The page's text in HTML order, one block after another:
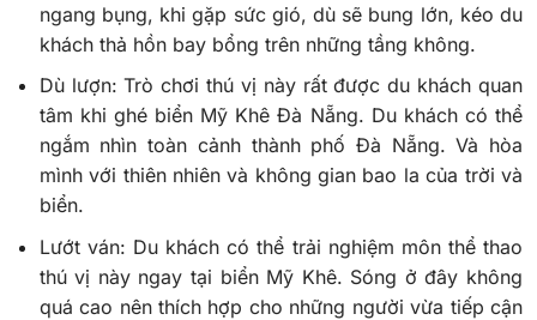
ngang bụng, khi gặp sức gió, dù sẽ bung lớn, kéo du
khách thả hồn bay bổng trên những tầng không.
Dù lượn: Trò chơi thú vị này rất được du khách quan
tâm khi ghé biển Mỹ Khê Đà Nẵng. Du khách có thể
ngắm nhìn toàn cảnh thành phố Đà Nẵng. Và hòa
mình với thiên nhiên và không gian bao la của trời và
biển.
Lướt ván: Du khách có thể trải nghiệm môn thể thao
thú vị này ngay tại biển Mỹ Khê. Sóng ở đây không
quá cao nên thích hợp cho những người vừa tiếp cận